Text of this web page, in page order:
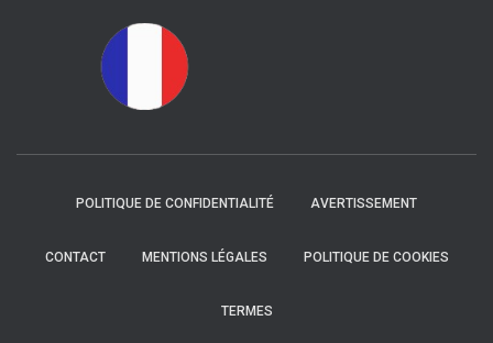
POLITIQUE DE CONFIDENTIALITÉ AVERTISSEMENT
CONTACT MENTIONS LÉGALES POLITIQUE DE COOKIES
TERMES